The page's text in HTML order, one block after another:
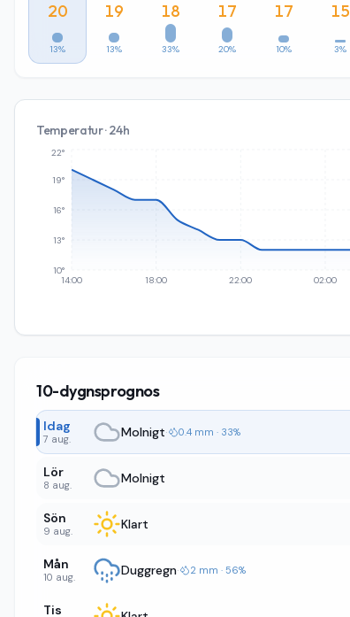
20
13%
19
13%
18
33%
17
20%
17
10%
15
3%
Temperatur · 24h
14:00 18:00 22:00 02:00
10°
13°
16°
19°
22°
10-dygnsprognos
Idag
7 aug. Molnigt· 0.4 mm · 33%
Lör
8 aug. Molnigt
Sön
9 aug. Klart
Mån
10 aug. Duggregn· 2 mm · 56%
Tis